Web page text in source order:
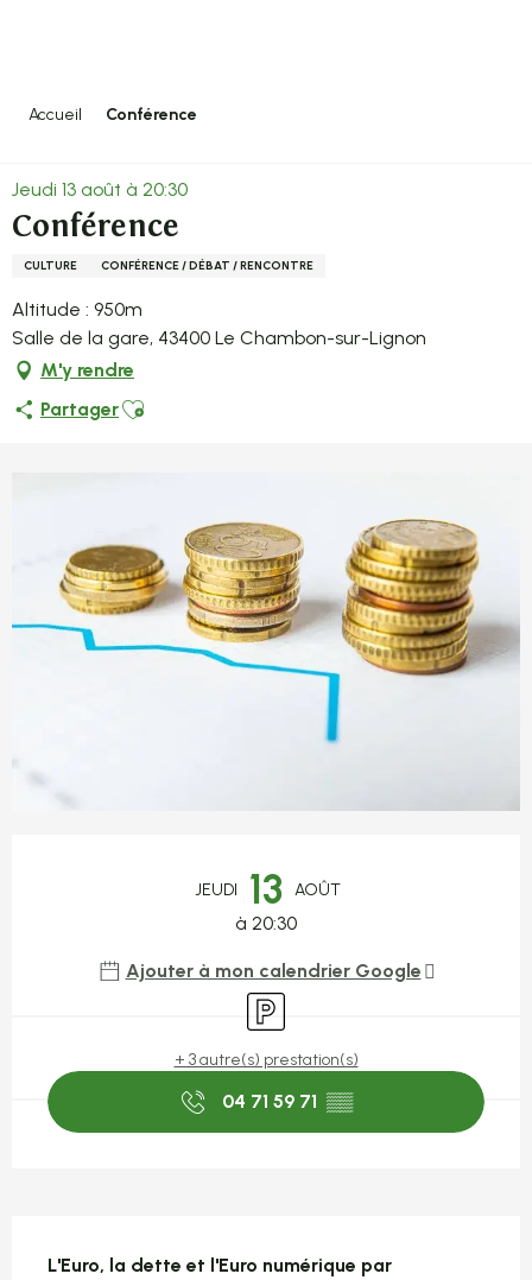
Accueil Conférence
Jeudi 13 août à 20:30
Conférence
CULTURE CONFÉRENCE / DÉBAT / RENCONTRE
Altitude : 950m
Salle de la gare, 43400 Le Chambon-sur-Lignon
M'y rendre
PartagerAjouter aux favoris
JEUDI 13 AOÛT
à 20:30
Ajouter à mon calendrier Google
Parking
+ 3 autre(s) prestation(s)
04 71 59 71 ▒▒
L'Euro, la dette et l'Euro numérique par